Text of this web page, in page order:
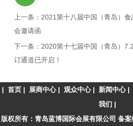
上一条：2021第十八届中国（青岛）
会邀请函
下一条：2020第十七届中国（青岛）
订通道已开启！
| 首页 | 展商中心| 观众中心| 新闻中心|
我们 |
版权所有：青岛蓝博国际会展有限公司 备